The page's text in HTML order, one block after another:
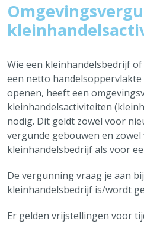
Alles over
Vaak
Reispas
Snelle
Wie een kleinhandelsbedrijf
een netto handelsoppervlakte
openen, heeft een
kleinhandelsactiviteiten
nodig. Dit geldt zowel voor
vergunde gebouwen en zowel
kleinhandelsbedrijf als voor
De vergunning vraag je aan
kleinhandelsbedrijf is/wordt
Er gelden vrijstellingen voor